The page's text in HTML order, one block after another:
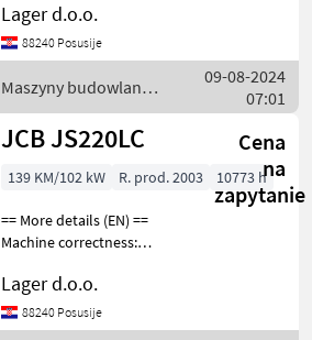
tools rock bucket Maszyny
budowlane Koparki
gąsienicowe
Lager d.o.o.
88240 Posusije
Maszyny budowlane /
JCB
09-08-2024
07:01
JCB JS220LC
Cena
na
zapytanie
139 KM/102 kW R. prod. 2003 10773 h
== More details (EN) ==
Machine correctness:
700 mm installation for
hammer / pliers working
signals hydraulic quick
Lager d.o.o.
88240 Posusije